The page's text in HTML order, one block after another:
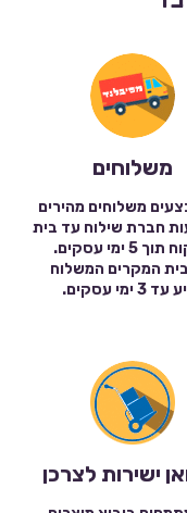
משלוחים
משלוחים מהירים
חברת שילוח עד בית
הלקוח תוך 5 ימי עסקים.
המקרים המשלוח
3 ימי עסקים.
ישירות לצרכן